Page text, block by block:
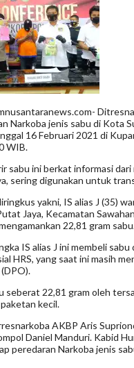
Narkoba jenis sabu di Kota
16 Februari 2021 di
WIB.
sabu ini berkat informasi
sering digunakan untuk
yakni, IS alias J (35)
Jaya, Kecamatan
22,81 gram
IS alias J ini membeli
HRS, yang saat ini masih
seberat 22,81 gram oleh
kecil.
AKBP Aris
Daniel Manduri. Kabid
peredaran Narkoba jenis